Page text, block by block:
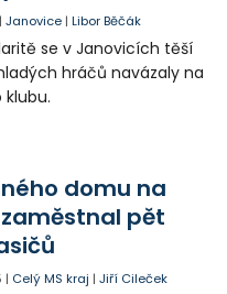
|Janovice |Libor Běčák
se v Janovicích těší
hráčů navázaly na
domu na
pět
| Celý MS kraj |Jiří Cileček